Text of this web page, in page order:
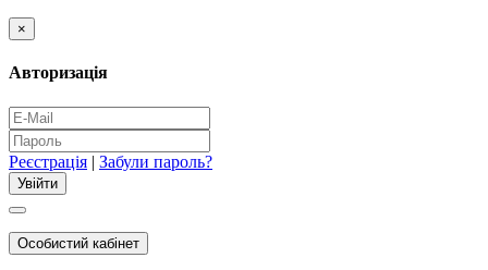
×
Авторизація
Реєстрація | Забули пароль?
Особистий кабінет